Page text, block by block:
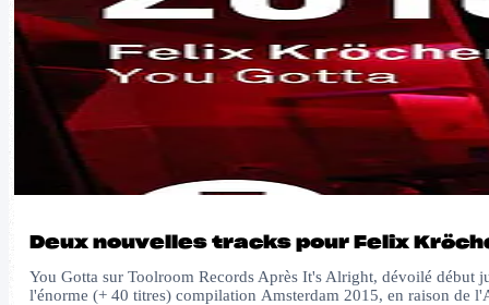
Deux nouvelles tracks pour Felix
You Gotta sur Toolroom Records Après It's Alright, dévoilé début
l'énorme (+ 40 titres) compilation Amsterdam 2015, en raison de